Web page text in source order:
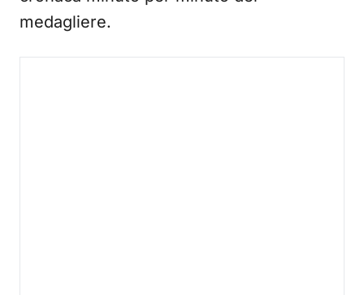
medagliere.